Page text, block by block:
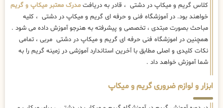
کلاس گریم و میکاپ در دشتی ، قادر به دریافت مدرک معتبر میکاپ و گریم
خواهند بود. در آموزشگاه فنی و حرفه ای گریم و میکاپ در دشتی ، کلیه
مباحث بصورت مبتدی ، تخصصی و پیشرفته به هنرجو آموزش داده می شود .
همچنین در اموزشگاه فنی حرفه ای گریم و میکاپ در دشتی مربی ، تمامی
نکات کلیدی و اصلی مطابق با آخرین استاندارد آموزشی در زمینه گریم را به
شما آموزش خواهد داد .
ابزار و لوازم ضروری گریم و میکاپ